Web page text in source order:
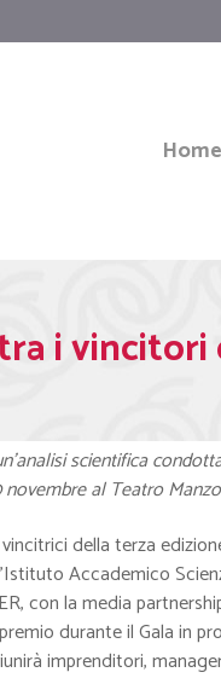
i vincitori
scientifica
al Teatro
della terza
Accademico
con la media
durante il Gala in
imprenditori,